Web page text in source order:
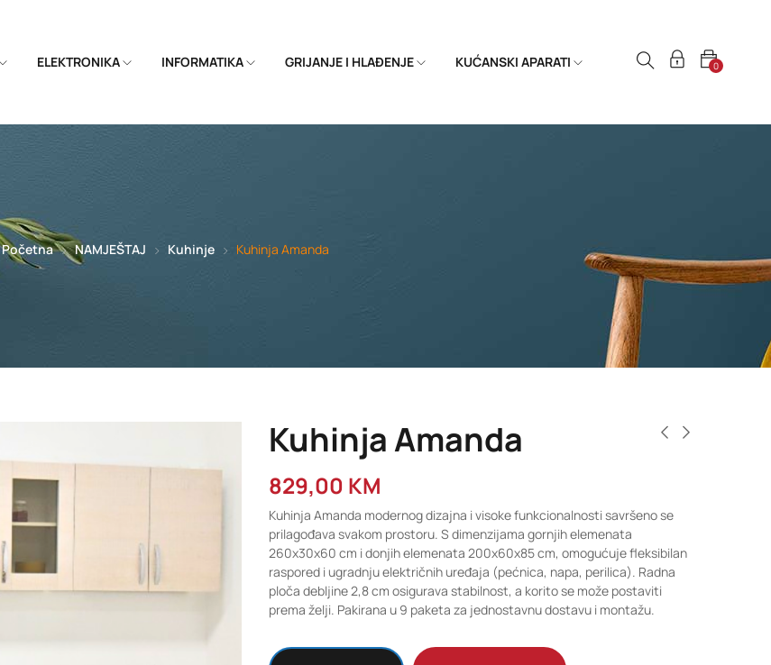
ELEKTRONIKA INFORMATIKA GRIJANJE I HLAĐENJE KUĆANSKI APARATI 0
Početna NAMJEŠTAJ Kuhinje Kuhinja Amanda
Kuhinja Amanda
829,00 KM
Kuhinja Amanda modernog dizajna i visoke funkcionalnosti savršeno se
prilagođava svakom prostoru. S dimenzijama gornjih elemenata
260x30x60 cm i donjih elemenata 200x60x85 cm, omogućuje fleksibilan
raspored i ugradnju električnih uređaja (pećnica, napa, perilica). Radna
ploča debljine 2,8 cm osigurava stabilnost, a korito se može postaviti
prema želji. Pakirana u 9 paketa za jednostavnu dostavu i montažu.